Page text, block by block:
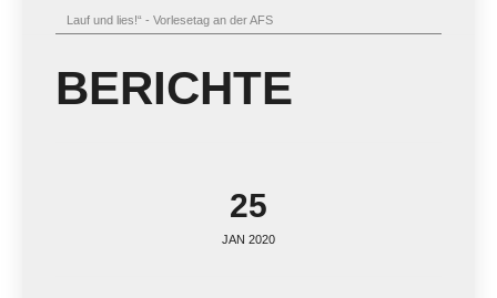
Lauf und lies!“ - Vorlesetag an der AFS
BERICHTE
25
JAN 2020